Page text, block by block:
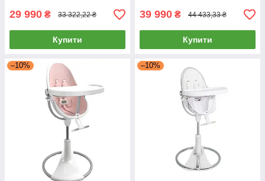
29 990 ₴ 33 322,22 ₴
Купити
39 990 ₴ 44 433,33 ₴
Купити
–10% –10%